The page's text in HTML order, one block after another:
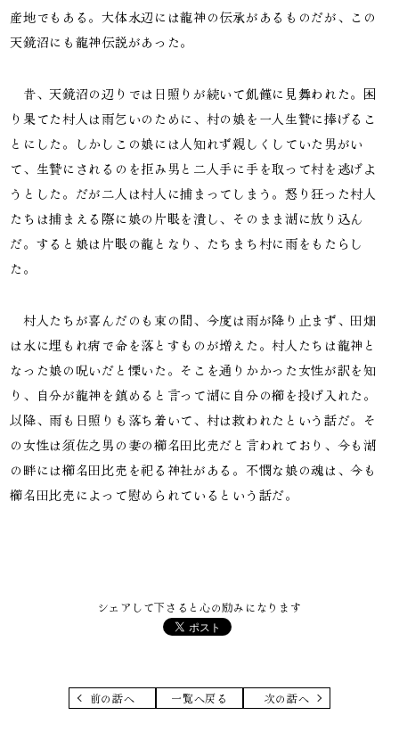
産地でもある。大体水辺には龍神の伝承があるものだが、この
天鏡沼にも龍神伝説があった。
昔、天鏡沼の辺りでは日照りが続いて飢饉に見舞われた。困
り果てた村人は雨乞いのために、村の娘を一人生贄に捧げるこ
とにした。しかしこの娘には人知れず親しくしていた男がい
て、生贄にされるのを拒み男と二人手に手を取って村を逃げよ
うとした。だが二人は村人に捕まってしまう。怒り狂った村人
たちは捕まえる際に娘の片眼を潰し、そのまま湖に放り込ん
だ。すると娘は片眼の龍となり、たちまち村に雨をもたらし
た。
村人たちが喜んだのも束の間、今度は雨が降り止まず、田畑
は水に埋もれ病で命を落とすものが増えた。村人たちは龍神と
なった娘の呪いだと慄いた。そこを通りかかった女性が訳を知
り、自分が龍神を鎮めると言って湖に自分の櫛を投げ入れた。
以降、雨も日照りも落ち着いて、村は救われたという話だ。そ
の女性は須佐之男の妻の櫛名田比売だと言われており、今も湖
の畔には櫛名田比売を祀る神社がある。不憫な娘の魂は、今も
櫛名田比売によって慰められているという話だ。
シェアして下さると心の励みになります
前の話へ 一覧へ戻る 次の話へ